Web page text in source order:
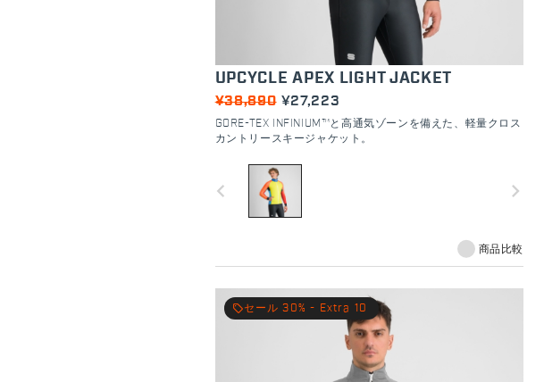
UPCYCLE APEX LIGHT JACKET
¥38,890 ¥27,223
GORE-TEX INFINIUM™と高通気ゾーンを備えた、軽量クロス
カントリースキージャケット。
navigate_before navigate_next
商品比較
local_offerセール 30% - Extra 10